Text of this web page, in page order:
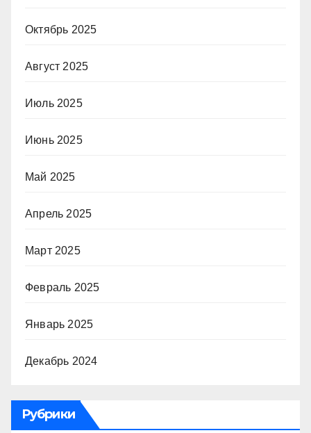
Октябрь 2025
Август 2025
Июль 2025
Июнь 2025
Май 2025
Апрель 2025
Март 2025
Февраль 2025
Январь 2025
Декабрь 2024
Рубрики